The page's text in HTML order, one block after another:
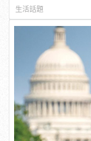
生活話題